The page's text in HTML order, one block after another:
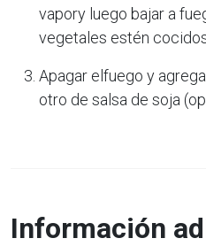
vapory luego bajar a
vegetales estén
Apagar elfuego y
otro de salsa de soja
Información